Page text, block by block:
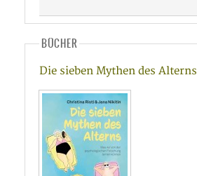
BÜCHER
Die sieben Mythen des Alterns